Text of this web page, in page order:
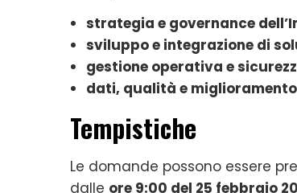
strategia e governance
sviluppo e integrazione di
gestione operativa e
dati, qualità e
Tempistiche
Le domande possono essere
dalle ore 9:00 del 25 febbraio